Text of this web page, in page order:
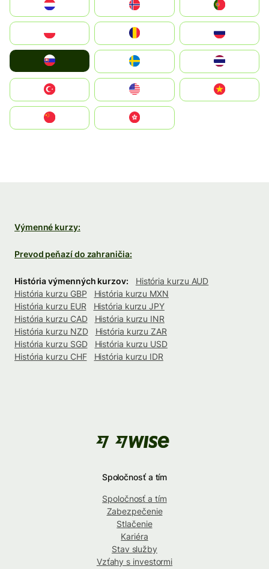
United States
中國香港特別行政區
Výmenné kurzy:
Prevod peňazí do zahraničia:
História výmenných kurzov:
História kurzu AUD
História kurzu GBP
História kurzu MXN
História kurzu EUR
História kurzu JPY
História kurzu CAD
História kurzu INR
História kurzu NZD
História kurzu ZAR
História kurzu SGD
História kurzu USD
História kurzu CHF
História kurzu IDR
Spoločnosť a tím
Spoločnosť a tím
Zabezpečenie
Stlačenie
Kariéra
Stav služby
Vzťahy s investormi